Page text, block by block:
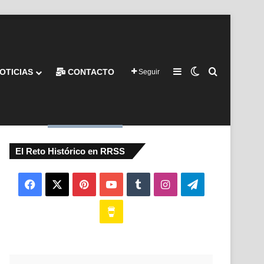
CONTACTO Seguir Barra lateral
Switch skin
El Reto Histórico en RRSS
Facebook PinterestYouTubeTumblrInstagramTelegram